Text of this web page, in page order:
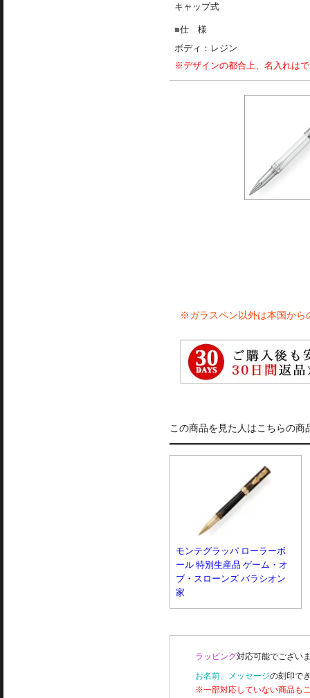
キャップ式
仕 様
ボディ：レジン
※デザインの都合上、名入れは
※ガラスペン以外は本国から
この商品を見た人はこちらの商
モンテグラッパ ローラーボ
ール 特別生産品 ゲーム・オ
ブ・スローンズ バラシオン
家
ラッピング対応可能でござい
お名前、メッセージの刻印で
※一部対応していない商品も